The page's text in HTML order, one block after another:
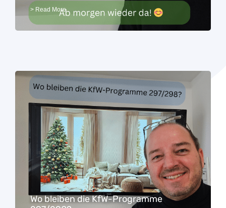
> Read More
Wo bleiben die KfW-Programme